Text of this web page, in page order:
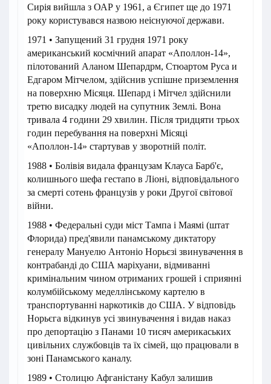
Сирія вийшла з ОАР у 1961, а Єгипет ще до 1971
року користувався назвою неіснуючої держави.
1971 • Запущений 31 грудня 1971 року
американський космічний апарат «Аполлон-14»,
пілотований Аланом Шепардрм, Стюартом Руса и
Едгаром Мітчелом, здійснив успішне приземлення
на поверхню Місяця. Шепард і Мітчел здійснили
третю висадку людей на супутник Землі. Вона
тривала 4 години 29 хвилин. Після тридцяти трьох
годин перебування на поверхні Місяці
«Аполлон-14» стартував у зворотній політ.
1988 • Болівія видала французам Клауса Барб'є,
колишнього шефа гестапо в Ліоні, відповідального
за смерті сотень французів у роки Другої світової
війни.
1988 • Федеральні суди міст Тампа і Маямі (штат
Флорида) пред'явили панамському диктатору
генералу Мануелю Антоніо Норьєзі звинувачення в
контрабанді до США маріхуани, відмиванні
кримінальним чином отриманих грошей і сприянні
колумбійському меделлінському картелю в
транспортуванні наркотиків до США. У відповідь
Норьєга відкинув усі звинувачення і видав наказ
про депортацію з Панами 10 тисяч америкаських
цивільних службовців та їх сімей, що працювали в
зоні Панамського каналу.
1989 • Столицю Афганістану Кабул залишив